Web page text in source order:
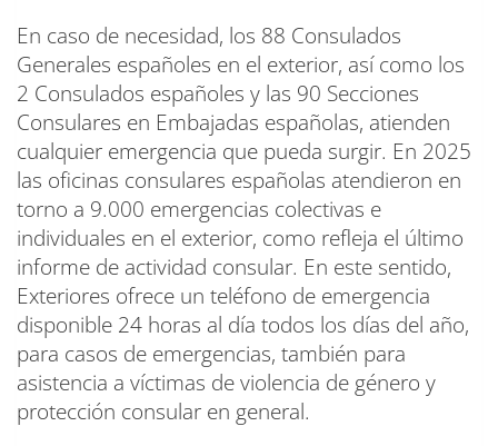
En caso de necesidad, los 88 Consulados
Generales españoles en el exterior, así como los
2 Consulados españoles y las 90 Secciones
Consulares en Embajadas españolas, atienden
cualquier emergencia que pueda surgir. En 2025
las oficinas consulares españolas atendieron en
torno a 9.000 emergencias colectivas e
individuales en el exterior, como refleja el último
informe de actividad consular. En este sentido,
Exteriores ofrece un teléfono de emergencia
disponible 24 horas al día todos los días del año,
para casos de emergencias, también para
asistencia a víctimas de violencia de género y
protección consular en general.